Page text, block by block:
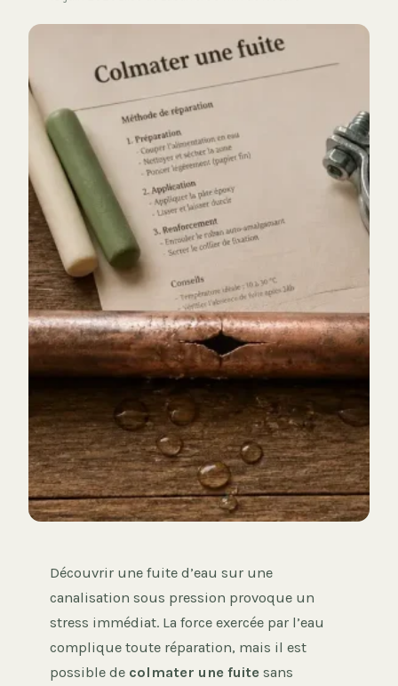
Découvrir une fuite d’eau sur une
canalisation sous pression provoque un
stress immédiat. La force exercée par l’eau
complique toute réparation, mais il est
possible de colmater une fuite sans